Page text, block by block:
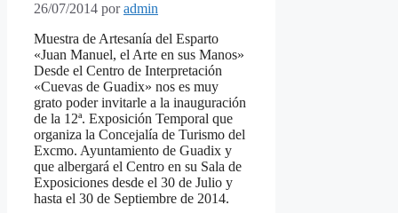
26/07/2014 poradmin
Muestra de Artesanía del Esparto
«Juan Manuel, el Arte en sus Manos»
Desde el Centro de Interpretación
«Cuevas de Guadix» nos es muy
grato poder invitarle a la inauguración
de la 12ª. Exposición Temporal que
organiza la Concejalía de Turismo del
Excmo. Ayuntamiento de Guadix y
que albergará el Centro en su Sala de
Exposiciones desde el 30 de Julio y
hasta el 30 de Septiembre de 2014.